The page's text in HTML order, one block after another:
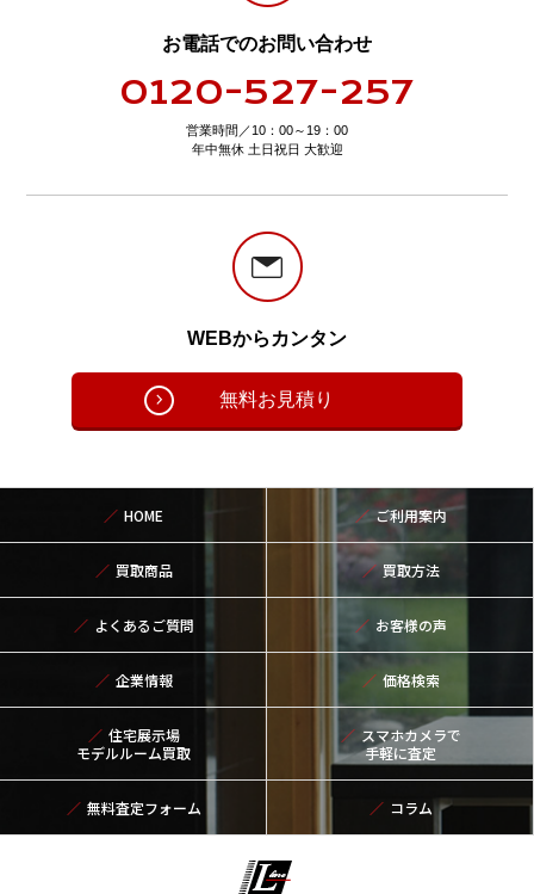
お電話でのお問い合わせ
0120-527-257
営業時間／10：00～19：00
年中無休 土日祝日 大歓迎
WEBからカンタン
無料お見積り
HOME ご利用案内
買取商品 買取方法
よくあるご質問 お客様の声
企業情報 価格検索
住宅展示場
モデルルーム買取
スマホカメラで
手軽に査定
無料査定フォーム コラム